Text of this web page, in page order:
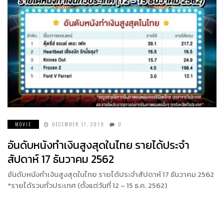
MOVIE DECEMBER 17, 2019 0
อันดับหนังทำเงินสูงสุดในไทย รายได้ประจำ
สัปดาห์ 17 ธันวาคม 2562
อันดับหนังทำเงินสูงสุดในไทย รายได้ประจำสัปดาห์ 17 ธันวาคม 2562
*รายได้รวมทั่วประเทศ (ตั้งแต่วันที่ 12 – 15 ธ.ค. 2562)